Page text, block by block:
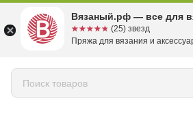
Вязаный.рф — все для
☆☆☆☆☆
★★★★★ (25) звезд
Пряжа для вязания и